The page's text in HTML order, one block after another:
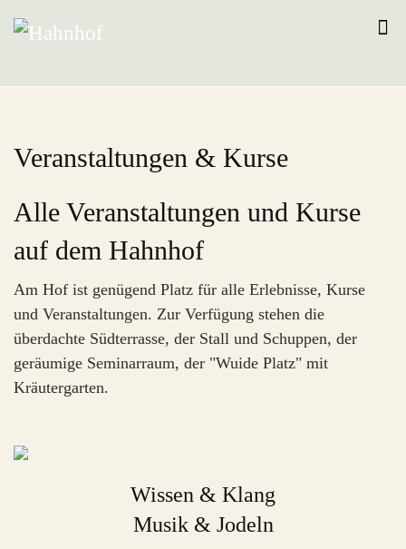
Veranstaltungen & Kurse
Alle Veranstaltungen und Kurse
auf dem Hahnhof
Am Hof ist genügend Platz für alle Erlebnisse, Kurse
und Veranstaltungen. Zur Verfügung stehen die
überdachte Südterrasse, der Stall und Schuppen, der
geräumige Seminarraum, der "Wuide Platz" mit
Kräutergarten.
Wissen & Klang
Musik & Jodeln